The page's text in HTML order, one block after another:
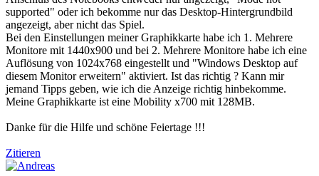
supported" oder ich bekomme nur das Desktop-Hintergrundbild
angezeigt, aber nicht das Spiel.
Bei den Einstellungen meiner Graphikkarte habe ich 1. Mehrere
Monitore mit 1440x900 und bei 2. Mehrere Monitore habe ich eine
Auflösung von 1024x768 eingestellt und "Windows Desktop auf
diesem Monitor erweitern" aktiviert. Ist das richtig ? Kann mir
jemand Tipps geben, wie ich die Anzeige richtig hinbekomme.
Meine Graphikkarte ist eine Mobility x700 mit 128MB.
Danke für die Hilfe und schöne Feiertage !!!
Zitieren